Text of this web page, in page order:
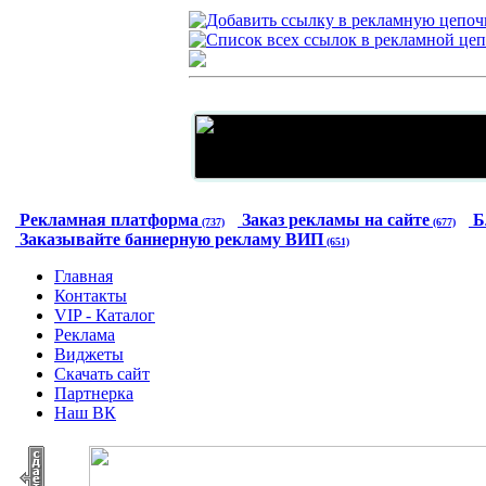
Рекламная платформа (737) Заказ рекламы на сайте (677)
Заказывайте баннерную рекламу ВИП (651)
Главная
Контакты
VIP - Каталог
Реклама
Виджеты
Скачать сайт
Партнерка
Наш ВК